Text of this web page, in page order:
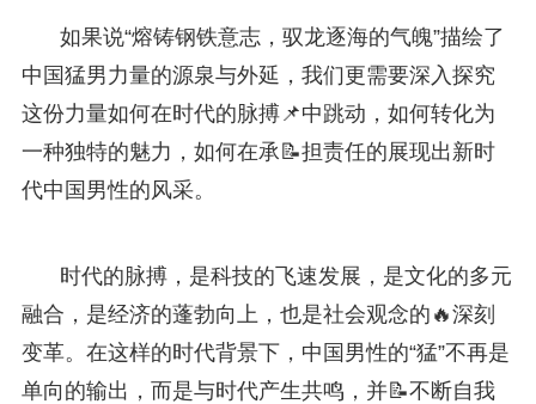
如果说“熔铸钢铁意志，驭龙逐海的气魄”描绘了
中国猛男力量的源泉与外延，我们更需要深入探究
这份力量如何在时代的脉搏📌中跳动，如何转化为
一种独特的魅力，如何在承📝担责任的展现出新时
代中国男性的风采。
时代的脉搏，是科技的飞速发展，是文化的多元
融合，是经济的蓬勃向上，也是社会观念的🔥深刻
变革。在这样的时代背景下，中国男性的“猛”不再是
单向的输出，而是与时代产生共鸣，并📝不断自我